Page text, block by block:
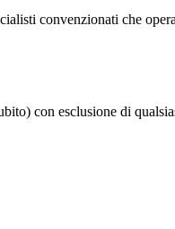
convenzionati che
con esclusione di